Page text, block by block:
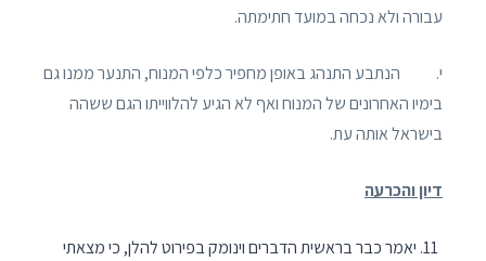
עבורה ולא נכחה במועד חתימתה.
י. הנתבע התנהג באופן מחפיר כלפי המנוח, התנער ממנו גם
בימיו האחרונים של המנוח ואף לא הגיע להלווייתו הגם ששהה
בישראל אותה עת.
דיון והכרעה
יאמר כבר בראשית הדברים וינומק בפירוט להלן, כי מצאתי